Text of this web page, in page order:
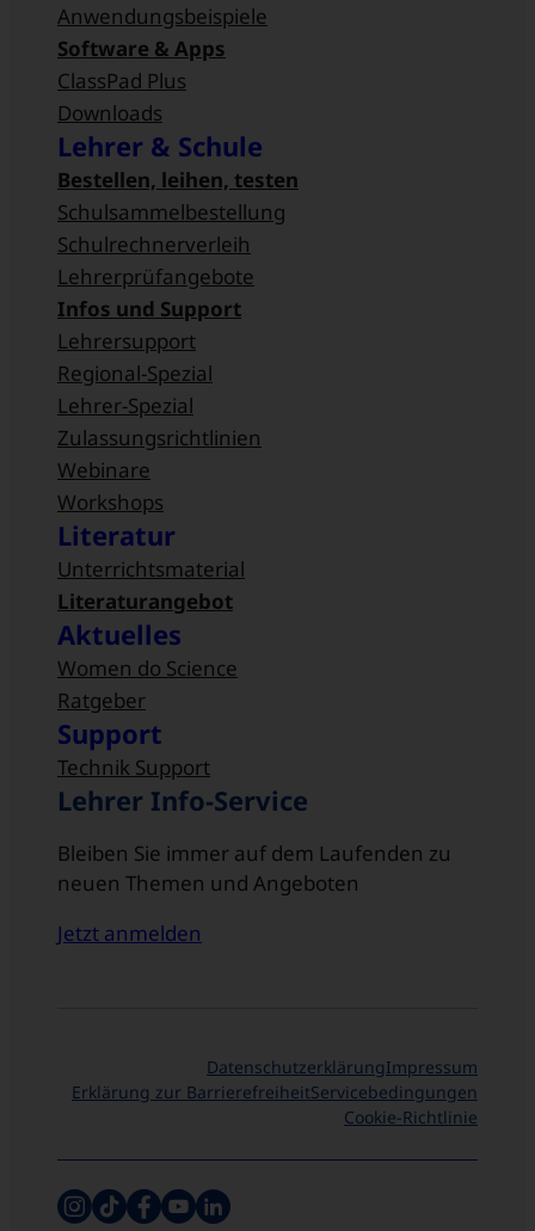
Anwendungsbeispiele
Software & Apps
ClassPad Plus
Downloads
Lehrer & Schule
Bestellen, leihen, testen
Schulsammel­bestellung
Schulrechnerverleih
Lehrerprüfangebote
Infos und Support
Lehrersupport
Regional-Spezial
Lehrer-Spezial
Zulassungsrichtlinien
Webinare
Workshops
Literatur
Unterrichtsmaterial
Literaturangebot
Aktuelles
Women do Science
Ratgeber
Support
Technik Support
Lehrer Info-Service
Bleiben Sie immer auf dem Laufenden zu
neuen Themen und Angeboten
Jetzt anmelden
DatenschutzerklärungImpressum
Erklärung zur BarrierefreiheitServicebedingungen
Cookie-Richtlinie